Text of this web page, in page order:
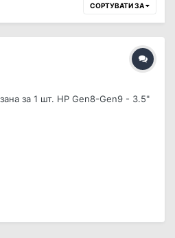
СОРТУВАТИ ЗА
за 1 шт. HP Gen8-Gen9 - 3.5"